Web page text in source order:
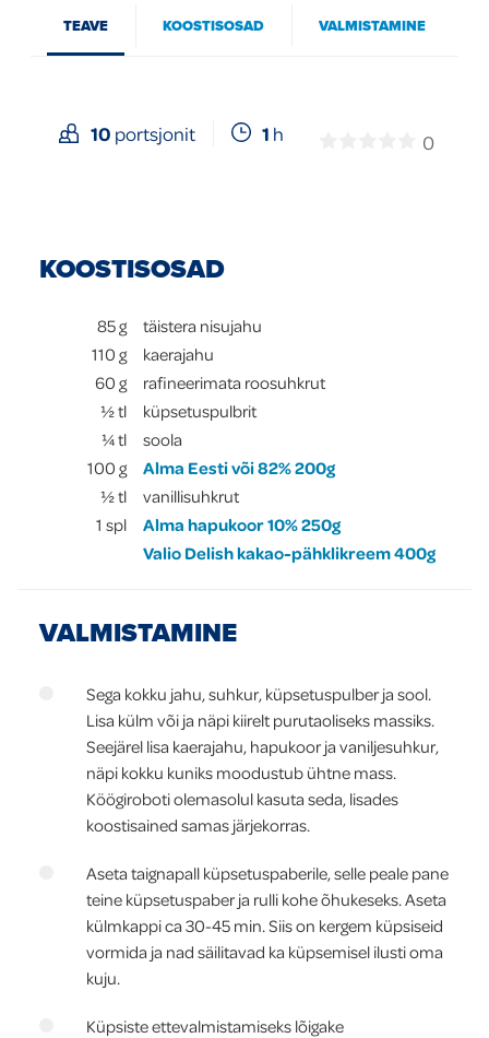
Global
TEAVE KOOSTISOSAD VALMISTAMINE
10 portsjonit 1 h 0
KOOSTISOSAD
85g
täistera nisujahu
110 g
kaerajahu
60 g
rafineerimata roosuhkrut
½tl
küpsetuspulbrit
¼tl
soola
100 g
Alma Eesti või 82% 200g
½tl
vanillisuhkrut
1 spl
Alma hapukoor 10% 250g
Valio Delish kakao-pähklikreem 400g
VALMISTAMINE
Sega kokku jahu, suhkur, küpsetuspulber ja sool.
Lisa külm või ja näpi kiirelt purutaoliseks massiks.
Seejärel lisa kaerajahu, hapukoor ja vaniljesuhkur,
näpi kokku kuniks moodustub ühtne mass.
Köögiroboti olemasolul kasuta seda, lisades
koostisained samas järjekorras.
Aseta taignapall küpsetuspaberile, selle peale pane
teine küpsetuspaber ja rulli kohe õhukeseks. Aseta
külmkappi ca 30-45 min. Siis on kergem küpsiseid
vormida ja nad säilitavad ka küpsemisel ilusti oma
kuju.
Küpsiste ettevalmistamiseks lõigake